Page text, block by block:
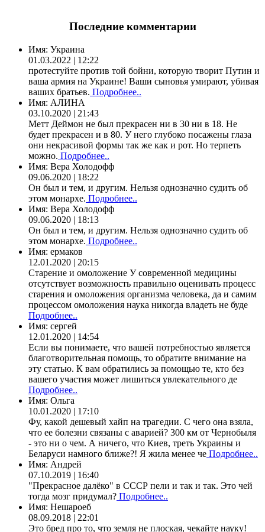
Последние комментарии
Имя: Украина
01.03.2022 | 12:22
протестуйте против той бойни, которую творит Путин и
ваша армия на Украине! Ваши сыновья умирают, убивая
ваших братьев. Подробнее..
Имя: АЛИНА
03.10.2020 | 21:43
Метт Деймон не был прекрасен ни в 30 ни в 18. Не
будет прекрасен и в 80. У него глубоко посажены глаза
они некрасивой формы так же как и рот. Но терпеть
можно. Подробнее..
Имя: Вера Холодофф
09.06.2020 | 18:22
Он был и тем, и другим. Нельзя однозначно судить об
этом монархе. Подробнее..
Имя: Вера Холодофф
09.06.2020 | 18:13
Он был и тем, и другим. Нельзя однозначно судить об
этом монархе. Подробнее..
Имя: ермаков
12.01.2020 | 20:15
Старение и омоложение У современной медицины
отсутствует возможность правильно оценивать процесс
старения и омоложения организма человека, да и самим
процессом омоложения наука никогда владеть не буде
Подробнее..
Имя: сергей
12.01.2020 | 14:54
Если вы понимаете, что вашей потребностью является
благотворительная помощь, то обратите внимание на
эту статью. К вам обратились за помощью те, кто без
вашего участия может лишиться увлекательного де
Подробнее..
Имя: Ольга
10.01.2020 | 17:10
Фу, какой дешевый хайп на трагедии. С чего она взяла,
что ее болезни связаны с аварией? 300 км от Чернобыля
- это ни о чем. А ничего, что Киев, треть Украины и
Беларуси намного ближе?! Я жила менее че Подробнее..
Имя: Андрей
07.10.2019 | 16:40
"Прекрасное далёко" в СССР пели и так и так. Это чей
тогда мозг придумал? Подробнее..
Имя: Нешароеб
08.09.2018 | 22:01
Это бред про то, что земля не плоская, чекайте науку!